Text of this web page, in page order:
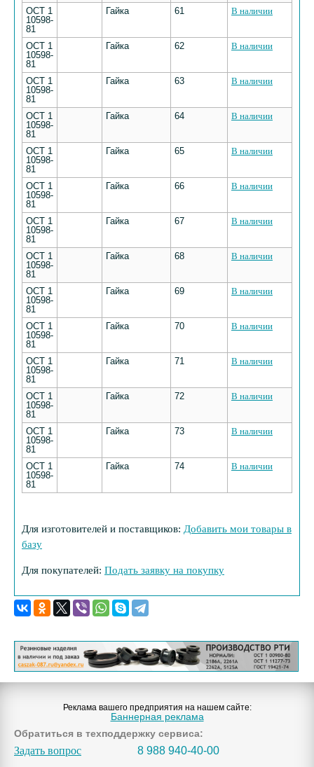
ОСТ 1
10598-
81
Гайка 61 В наличии
ОСТ 1
10598-
81
Гайка 62 В наличии
ОСТ 1
10598-
81
Гайка 63 В наличии
ОСТ 1
10598-
81
Гайка 64 В наличии
ОСТ 1
10598-
81
Гайка 65 В наличии
ОСТ 1
10598-
81
Гайка 66 В наличии
ОСТ 1
10598-
81
Гайка 67 В наличии
ОСТ 1
10598-
81
Гайка 68 В наличии
ОСТ 1
10598-
81
Гайка 69 В наличии
ОСТ 1
10598-
81
Гайка 70 В наличии
ОСТ 1
10598-
81
Гайка 71 В наличии
ОСТ 1
10598-
81
Гайка 72 В наличии
ОСТ 1
10598-
81
Гайка 73 В наличии
ОСТ 1
10598-
81
Гайка 74 В наличии
Для изготовителей и поставщиков: Добавить мои товары в
базу
Для покупателей: Подать заявку на покупку
Реклама вашего предприятия на нашем сайте:
Баннерная реклама
Обратиться в техподдержку сервиса:
Задать вопрос 8 988 940-40-00